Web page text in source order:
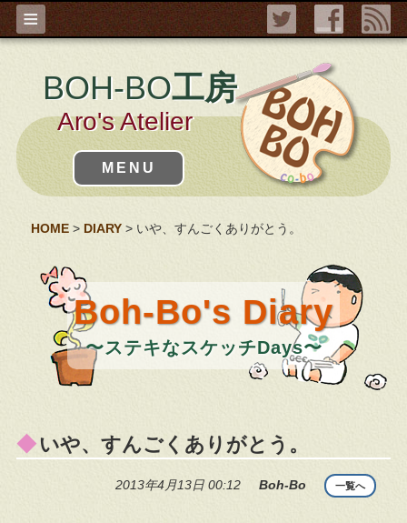
BOH-BO工房
Aro's Atelier
MENU
≡
HOME> DIARY> いや、すんごくありがとう。
Boh-Bo's Diary
〜ステキなスケッチDays〜
いや、すんごくありがとう。
2013年4月13日 00:12 Boh-Bo 一覧へ